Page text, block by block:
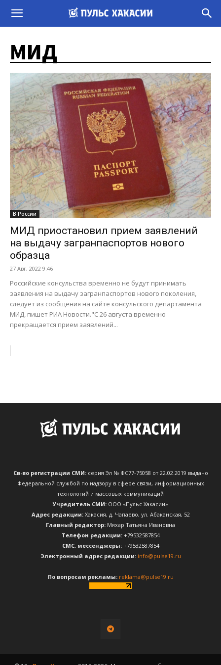
МИД
В России
МИД приостановил прием заявлений
на выдачу загранпаспортов нового
образца
27 Авг, 2022 9:46
Российские консульства временно не будут принимать
заявления на выдачу загранпаспортов нового поколения,
следует из сообщения на сайте консульского департамента
МИД, пишет РИА Новости."С 26 августа временно
прекращается прием заявлений...
Св-во регистрации СМИ:серия Эл № ФС77-75058 от 22.02.2019 выдано
Федеральной службой по надзору в сфере связи, информационных
технологий и массовых коммуникаций
Учредитель СМИ: ООО «Пульс Хакасии»
Адрес редакции:Хакасия, д. Чапаево, ул. Абаканская, 52
Главный редактор: Мяхар Татьяна Ивановна
Телефон редакции:+79532587854
CМС, мессенджеры:+79532587854
Электронный адрес редакции: info@pulse19.ru
По вопросам рекламы: reklama@pulse19.ru